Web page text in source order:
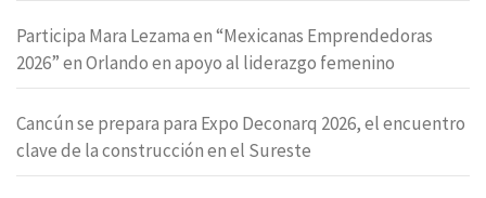
Participa Mara Lezama en “Mexicanas Emprendedoras
2026” en Orlando en apoyo al liderazgo femenino
Cancún se prepara para Expo Deconarq 2026, el encuentro
clave de la construcción en el Sureste